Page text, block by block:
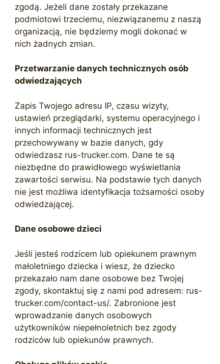
zgodą. Jeżeli dane zostały przekazane
podmiotowi trzeciemu, niezwiązanemu z naszą
organizacją, nie będziemy mogli dokonać w
nich żadnych zmian.
Przetwarzanie danych technicznych osób
odwiedzających
Zapis Twojego adresu IP, czasu wizyty,
ustawień przeglądarki, systemu operacyjnego i
innych informacji technicznych jest
przechowywany w bazie danych, gdy
odwiedzasz rus-trucker.com. Dane te są
niezbędne do prawidłowego wyświetlania
zawartości serwisu. Na podstawie tych danych
nie jest możliwa identyfikacja tożsamości osoby
odwiedzającej.
Dane osobowe dzieci
Jeśli jesteś rodzicem lub opiekunem prawnym
małoletniego dziecka i wiesz, że dziecko
przekazało nam dane osobowe bez Twojej
zgody, skontaktuj się z nami pod adresem: rus-
trucker.com/contact-us/. Zabronione jest
wprowadzanie danych osobowych
użytkowników niepełnoletnich bez zgody
rodziców lub opiekunów prawnych.